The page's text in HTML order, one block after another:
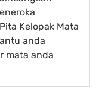
Kelopak Mata
anda
mata anda